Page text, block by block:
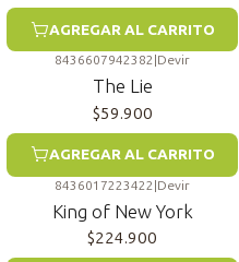
AGREGAR AL CARRITO
8436607942382 Devir
The Lie
$59.900
AGREGAR AL CARRITO
8436017223422 |Devir
King of New York
$224.900